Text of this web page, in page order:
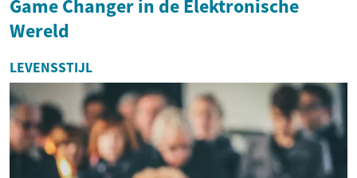
Game Changer in de Elektronische
Wereld
LEVENSSTIJL